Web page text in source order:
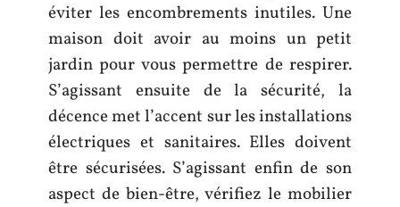
éviter les encombrements inutiles. Une
maison doit avoir au moins un petit
jardin pour vous permettre de respirer.
S’agissant ensuite de la sécurité, la
décence met l’accent sur les installations
électriques et sanitaires. Elles doivent
être sécurisées. S’agissant enfin de son
aspect de bien-être, vérifiez le mobilier